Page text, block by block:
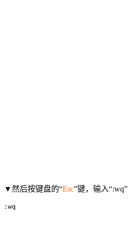
▼然后按键盘的“Esc”键，输入“:wq”
:wq